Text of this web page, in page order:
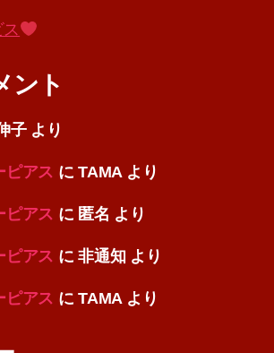
ント
子より
ピアス にTAMAより
ピアス に 匿名 より
ピアス に非通知 より
ピアス にTAMAより